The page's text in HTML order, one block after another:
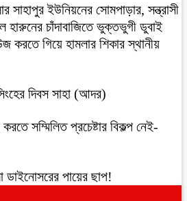
সাহাপুর ইউনিয়নের সোমপাড়ার, সন্ত্রাসী
হারুনের চাঁদাবাজিতে ভুক্তভুগী ডুবাই
করতে গিয়ে হামলার শিকার স্থানীয়
দিবস সাহা (আদর)
সম্মিলিত প্রচেষ্টার বিকল্প নেই-
পায়ের ছাপ!